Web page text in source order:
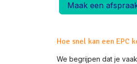
Maak een
Hoe snel kan een EPC
We begrijpen dat je